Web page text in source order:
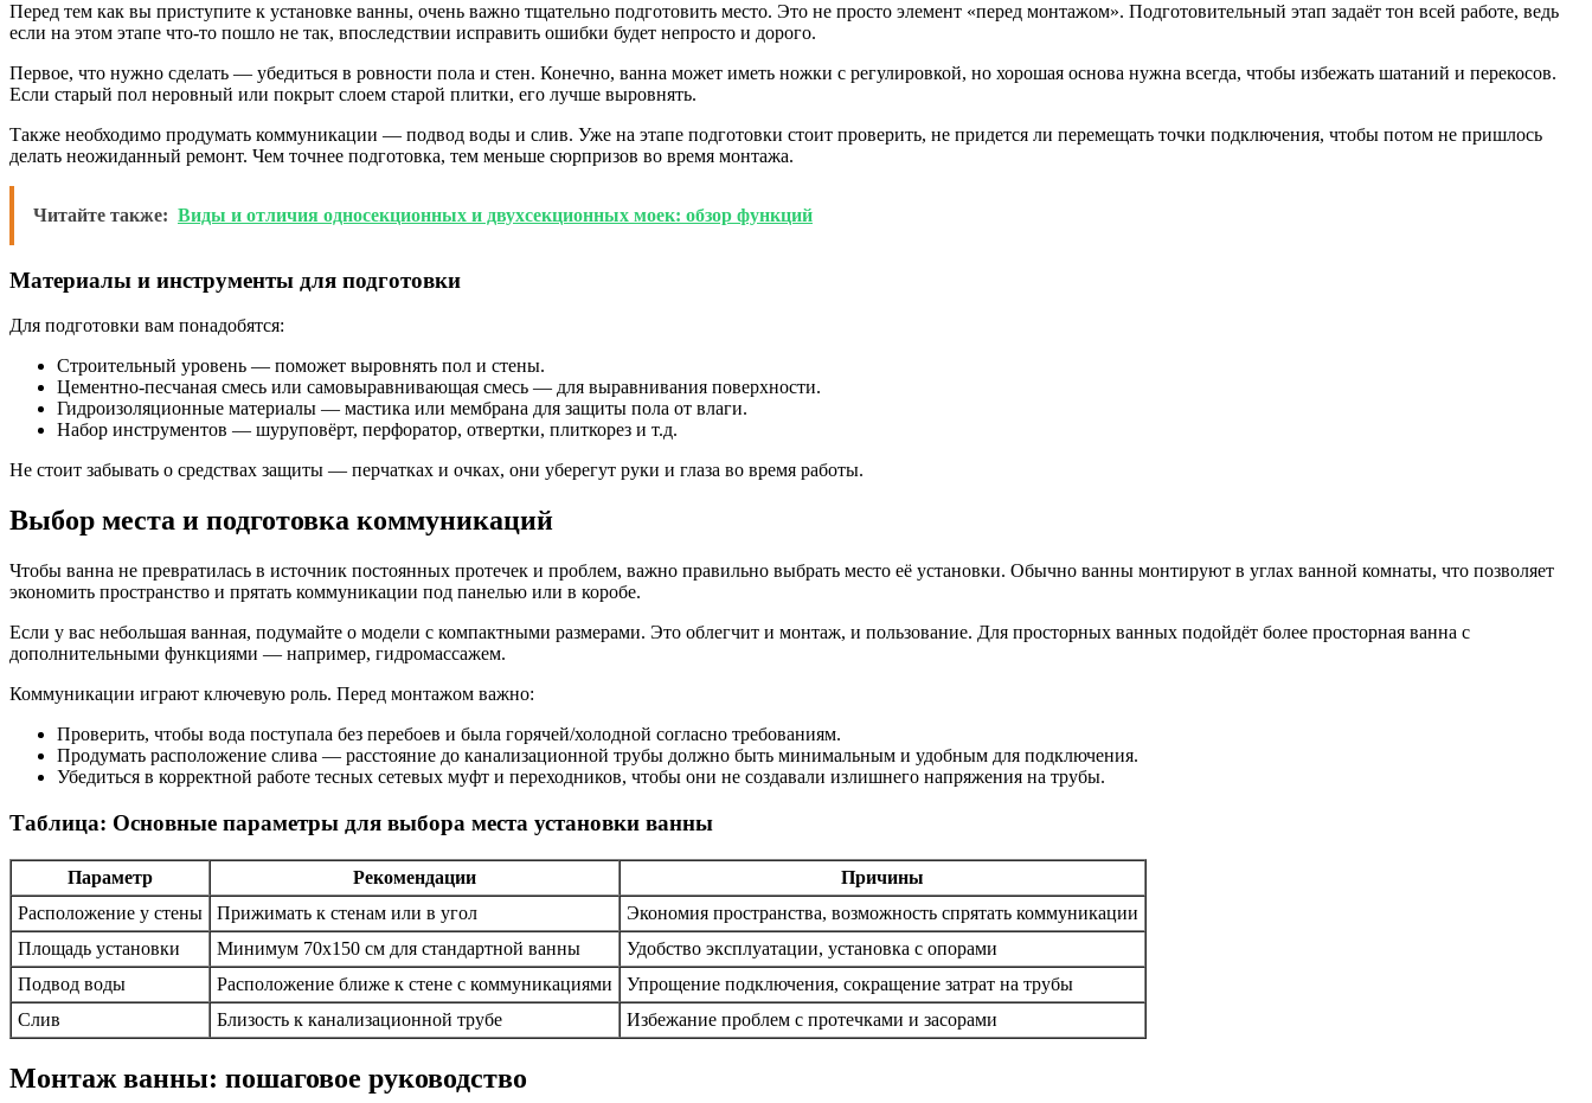
Перед тем как вы приступите к установке ванны, очень важно тщательно подготовить место. Это не просто элемент «перед монтажом». Подготовительный этап задаёт тон всей работе, ведь
если на этом этапе что-то пошло не так, впоследствии исправить ошибки будет непросто и дорого.
Первое, что нужно сделать — убедиться в ровности пола и стен. Конечно, ванна может иметь ножки с регулировкой, но хорошая основа нужна всегда, чтобы избежать шатаний и перекосов.
Если старый пол неровный или покрыт слоем старой плитки, его лучше выровнять.
Также необходимо продумать коммуникации — подвод воды и слив. Уже на этапе подготовки стоит проверить, не придется ли перемещать точки подключения, чтобы потом не пришлось
делать неожиданный ремонт. Чем точнее подготовка, тем меньше сюрпризов во время монтажа.
Читайте также: Виды и отличия односекционных и двухсекционных моек: обзор функций
Материалы и инструменты для подготовки
Для подготовки вам понадобятся:
Строительный уровень — поможет выровнять пол и стены.
Цементно-песчаная смесь или самовыравнивающая смесь — для выравнивания поверхности.
Гидроизоляционные материалы — мастика или мембрана для защиты пола от влаги.
Набор инструментов — шуруповёрт, перфоратор, отвертки, плиткорез и т.д.
Не стоит забывать о средствах защиты — перчатках и очках, они уберегут руки и глаза во время работы.
Выбор места и подготовка коммуникаций
Чтобы ванна не превратилась в источник постоянных протечек и проблем, важно правильно выбрать место её установки. Обычно ванны монтируют в углах ванной комнаты, что позволяет
экономить пространство и прятать коммуникации под панелью или в коробе.
Если у вас небольшая ванная, подумайте о модели с компактными размерами. Это облегчит и монтаж, и пользование. Для просторных ванных подойдёт более просторная ванна с
дополнительными функциями — например, гидромассажем.
Коммуникации играют ключевую роль. Перед монтажом важно:
Проверить, чтобы вода поступала без перебоев и была горячей/холодной согласно требованиям.
Продумать расположение слива — расстояние до канализационной трубы должно быть минимальным и удобным для подключения.
Убедиться в корректной работе тесных сетевых муфт и переходников, чтобы они не создавали излишнего напряжения на трубы.
Таблица: Основные параметры для выбора места установки ванны
Параметр Рекомендации
Причины
Расположение у стены
Прижимать к стенам или в угол
Экономия пространства, возможность спрятать коммуникации
Площадь установки
Минимум 70х150 см для стандартной ванны
Удобство эксплуатации, установка с опорами
Подвод воды
Расположение ближе к стене с коммуникациями
Упрощение подключения, сокращение затрат на трубы
Слив
Близость к канализационной трубе Избежание проблем с протечками и засорами
Монтаж ванны: пошаговое руководство